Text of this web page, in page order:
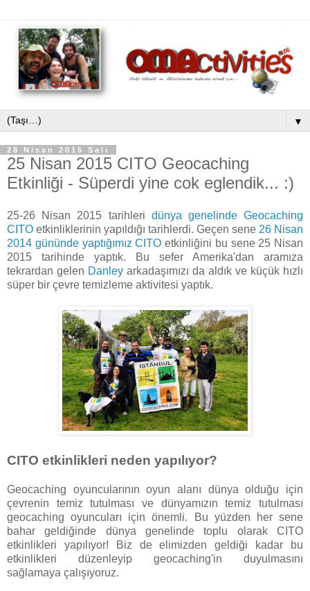
▼
28 Nisan 2015 Salı
25 Nisan 2015 CITO Geocaching
Etkinliği - Süperdi yine cok eglendik... :)
25-26 Nisan 2015 tarihleri dünya genelinde Geocaching
CITO etkinliklerinin yapıldığı tarihlerdi. Geçen sene 26 Nisan
2014 gününde yaptığımız CITO etkinliğini bu sene 25 Nisan
2015 tarihinde yaptık. Bu sefer Amerika'dan aramıza
tekrardan gelen Danley arkadaşımızı da aldık ve küçük hızlı
süper bir çevre temizleme aktivitesi yaptık.
CITO etkinlikleri neden yapılıyor?
Geocaching oyuncularının oyun alanı dünya olduğu için
çevrenin temiz tutulması ve dünyamızın temiz tutulması
geocaching oyuncuları için önemli. Bu yüzden her sene
bahar geldiğinde dünya genelinde toplu olarak CITO
etkinlikleri yapılıyor! Biz de elimizden geldiği kadar bu
etkinlikleri düzenleyip geocaching'in duyulmasını
sağlamaya çalışıyoruz.